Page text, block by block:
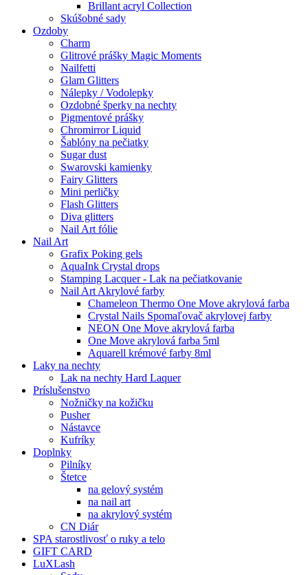
Brillant acryl Collection
Skúšobné sady
Ozdoby
Charm
Glitrové prášky Magic Moments
Nailfetti
Glam Glitters
Nálepky / Vodolepky
Ozdobné šperky na nechty
Pigmentové prášky
Chromirror Liquid
Šablóny na pečiatky
Sugar dust
Swarovski kamienky
Fairy Glitters
Mini perličky
Flash Glitters
Diva glitters
Nail Art fólie
Nail Art
Grafix Poking gels
AquaInk Crystal drops
Stamping Lacquer - Lak na pečiatkovanie
Nail Art Akrylové farby
Chameleon Thermo One Move akrylová farba
Crystal Nails Spomaľovač akrylovej farby
NEON One Move akrylová farba
One Move akrylová farba 5ml
Aquarell krémové farby 8ml
Laky na nechty
Lak na nechty Hard Laquer
Príslušenstvo
Nožničky na kožičku
Pusher
Nástavce
Kufríky
Doplnky
Pilníky
Štetce
na gelový systém
na nail art
na akrylový systém
CN Diár
SPA starostlivosť o ruky a telo
GIFT CARD
LuXLash